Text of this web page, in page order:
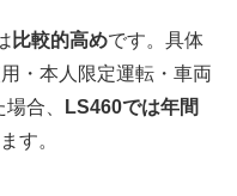
比較的高めです。具体
・本人限定運転・車両
合、
LS460では年間
す。